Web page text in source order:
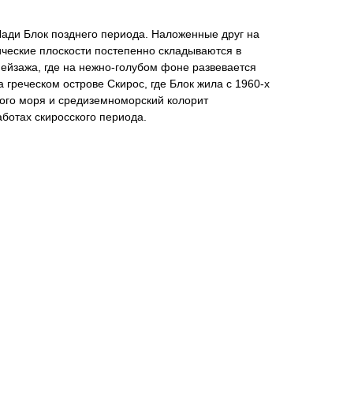
Блок позднего периода. Наложенные друг на
плоскости постепенно складываются в
где на нежно-голубом фоне развевается
острове Скирос, где Блок жила с 1960-х
моря и средиземноморский колорит
скиросского периода.